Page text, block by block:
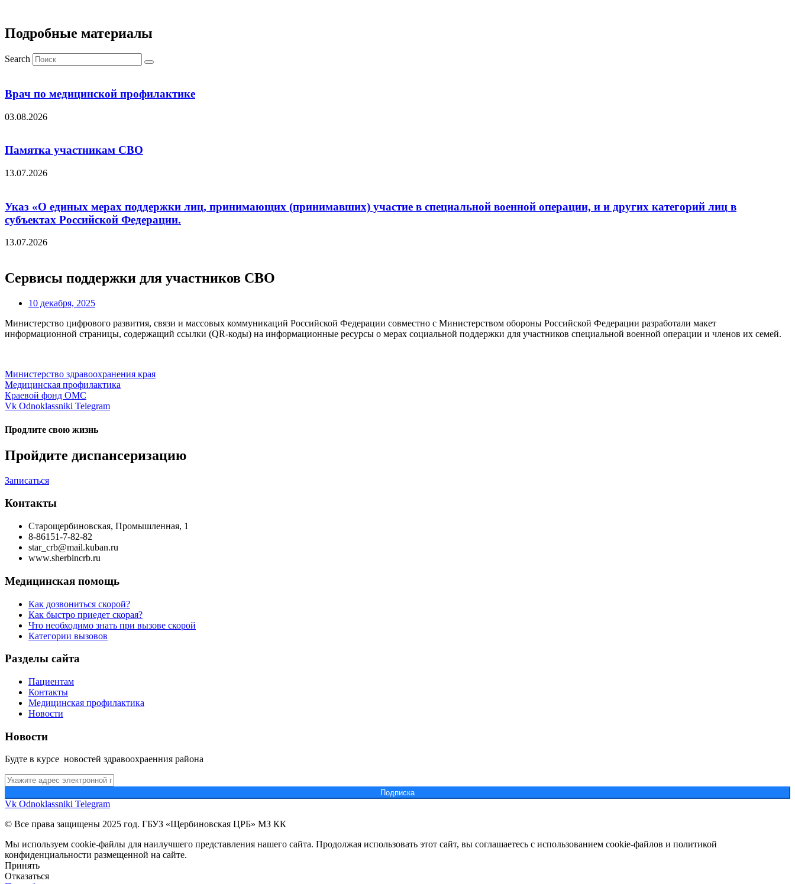
Подробные материалы
Search
Врач по медицинской профилактике
03.08.2026
Памятка участникам СВО
13.07.2026
Указ «О единых мерах поддержки лиц, принимающих (принимавших) участие в специальной военной операции, и и других категорий лиц в
субъектах Российской Федерации.
13.07.2026
Сервисы поддержки для участников СВО
10 декабря, 2025
Министерство цифрового развития, связи и массовых коммуникаций Российской Федерации совместно с Министерством обороны Российской Федерации разработали макет
информационной страницы, содержащий ссылки (QR-коды) на информационные ресурсы о мерах социальной поддержки для участников специальной военной операции и членов их семей.
Министерство здравоохранения края
Медицинская профилактика
Краевой фонд ОМС
Vk Odnoklassniki Telegram
Продлите свою жизнь
Пройдите диспансеризацию
Записаться
Контакты
Старощербиновская, Промышленная, 1
8-86151-7-82-82
star_crb@mail.kuban.ru
www.sherbincrb.ru
Медицинская помощь
Как дозвониться скорой?
Как быстро приедет скорая?
Что необходимо знать при вызове скорой
Категории вызовов
Разделы сайта
Пациентам
Контакты
Медицинская профилактика
Новости
Новости
Будте в курсе новостей здравоохраенния района
Подпиcка
Vk Odnoklassniki Telegram
© Все права защищены 2025 год. ГБУЗ «Щербиновская ЦРБ» МЗ КК
Мы используем cookie-файлы для наилучшего представления нашего сайта. Продолжая использовать этот сайт, вы соглашаетесь с использованием cookie-файлов и политикой
конфиденциальности размещенной на сайте.
Принять
Отказаться